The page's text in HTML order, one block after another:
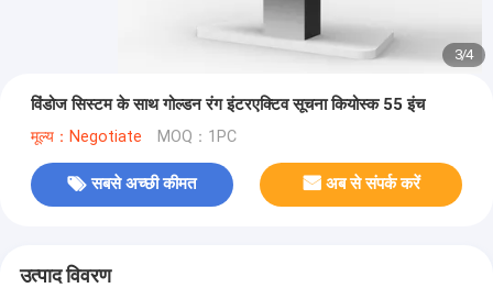
3/4
विंडोज सिस्टम के साथ गोल्डन रंग इंटरएक्टिव सूचना कियोस्क 55 इंच
मूल्य：Negotiate MOQ：1PC
सबसे अच्छी कीमत अब से संपर्क करें
उत्पाद विवरण